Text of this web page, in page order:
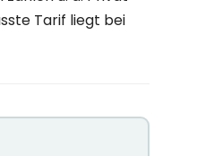
Tarif liegt bei